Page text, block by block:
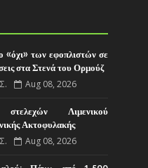
«όχι» των εφοπλιστών σε
στα Στενά του Ορμούζ
Aug 08, 2026
στελεχών Λιμενικού
Ακτοφυλακής
Aug 08, 2026